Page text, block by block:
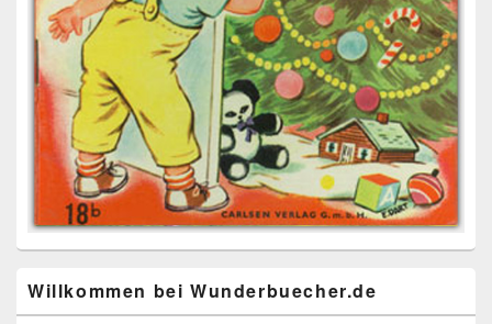
Willkommen bei Wunderbuecher.de